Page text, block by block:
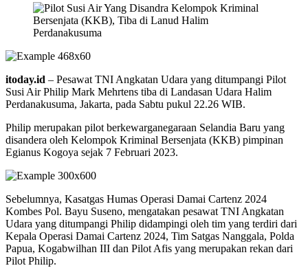
itoday.id – Pesawat TNI Angkatan Udara yang ditumpangi Pilot
Susi Air Philip Mark Mehrtens tiba di Landasan Udara Halim
Perdanakusuma, Jakarta, pada Sabtu pukul 22.26 WIB.
Philip merupakan pilot berkewarganegaraan Selandia Baru yang
disandera oleh Kelompok Kriminal Bersenjata (KKB) pimpinan
Egianus Kogoya sejak 7 Februari 2023.
Sebelumnya, Kasatgas Humas Operasi Damai Cartenz 2024
Kombes Pol. Bayu Suseno, mengatakan pesawat TNI Angkatan
Udara yang ditumpangi Philip didampingi oleh tim yang terdiri dari
Kepala Operasi Damai Cartenz 2024, Tim Satgas Nanggala, Polda
Papua, Kogabwilhan III dan Pilot Afis yang merupakan rekan dari
Pilot Philip.